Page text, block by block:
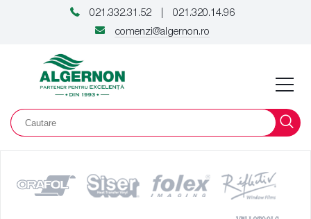
021.332.31.52
021.320.14.96
comenzi@algernon.ro